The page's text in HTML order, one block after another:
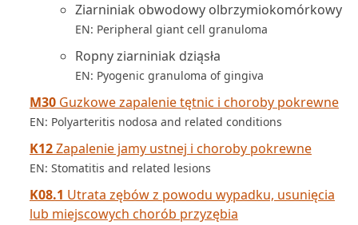
Ziarniniak obwodowy olbrzymiokomórkowy
EN: Peripheral giant cell granuloma
Ropny ziarniniak dziąsła
EN: Pyogenic granuloma of gingiva
M30 Guzkowe zapalenie tętnic i choroby pokrewne
EN: Polyarteritis nodosa and related conditions
K12Zapalenie jamy ustnej i choroby pokrewne
EN: Stomatitis and related lesions
K08.1 Utrata zębów z powodu wypadku, usunięcia
lub miejscowych chorób przyzębia